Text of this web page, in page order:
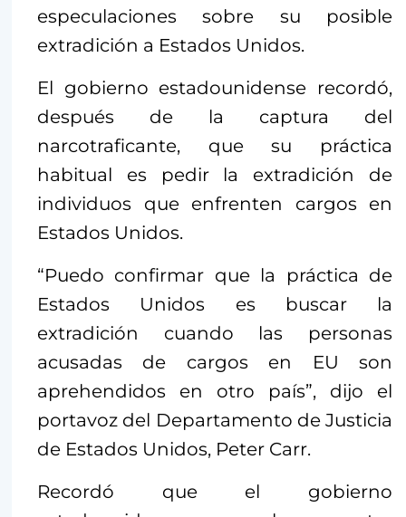
especulaciones sobre su posible
extradición a Estados Unidos.
El gobierno estadounidense recordó,
después de la captura del
narcotraficante, que su práctica
habitual es pedir la extradición de
individuos que enfrenten cargos en
Estados Unidos.
“Puedo confirmar que la práctica de
Estados Unidos es buscar la
extradición cuando las personas
acusadas de cargos en EU son
aprehendidos en otro país”, dijo el
portavoz del Departamento de Justicia
de Estados Unidos, Peter Carr.
Recordó que el gobierno